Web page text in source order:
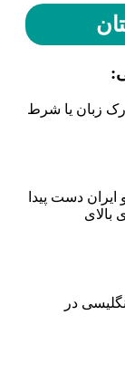
:
زبان یا شرط
ایران دست پیدا
بالای
در